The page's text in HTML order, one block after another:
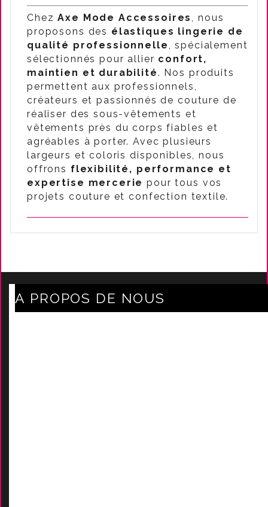
ChezAxe Mode Accessoires, nous
proposons des élastiques lingerie de
qualité professionnelle, spécialement
sélectionnés pour allier confort,
maintien et durabilité. Nos produits
permettent aux professionnels,
créateurs et passionnés de couture de
réaliser des sous-vêtements et
vêtements près du corps fiables et
agréables à porter. Avec plusieurs
largeurs et coloris disponibles, nous
offrons flexibilité, performance et
expertise mercerie pour tous vos
projets couture et confection textile.
A PROPOS DE NOUS